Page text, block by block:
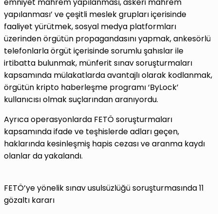
emniyet mahrem yapılanması, askeri mahrem
yapılanması’ ve çeşitli meslek grupları içerisinde
faaliyet yürütmek, sosyal medya platformları
üzerinden örgütün propagandasını yapmak, ankesörlü
telefonlarla örgüt içerisinde sorumlu şahıslar ile
irtibatta bulunmak, münferit sınav soruşturmaları
kapsamında mülakatlarda avantajlı olarak kodlanmak,
örgütün kripto haberleşme programı ‘ByLock’
kullanıcısı olmak suçlarından aranıyordu.
Ayrıca operasyonlarda FETÖ soruşturmaları
kapsamında ifade ve teşhislerde adları geçen,
haklarında kesinleşmiş hapis cezası ve aranma kaydı
olanlar da yakalandı.
FETÖ’ye yönelik sınav usulsüzlüğü soruşturmasında 11
gözaltı kararı